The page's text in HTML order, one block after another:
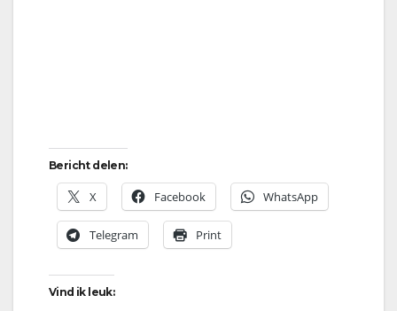
Bericht delen:
X Facebook WhatsApp
Telegram Print
Vind ik leuk: